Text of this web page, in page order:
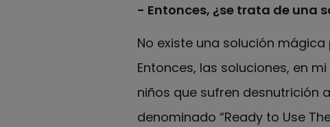
- Entonces, ¿se trata de una
No existe una solución
Entonces, las soluciones, en
niños que sufren desnutrición
denominado “Ready to Use